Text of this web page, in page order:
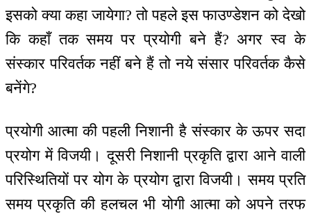
इसको क्या कहा जायेगा? तो पहले इस फाउण्डेशन को देखो
कि कहाँ तक समय पर प्रयोगी बने हैं? अगर स्व के
संस्कार परिवर्तक नहीं बने हैं तो नये संसार परिवर्तक कैसे
बनेंगे?
प्रयोगी आत्मा की पहली निशानी है संस्कार के ऊपर सदा
प्रयोग में विजयी। दूसरी निशानी प्रकृति द्वारा आने वाली
परिस्थितियों पर योग के प्रयोग द्वारा विजयी। समय प्रति
समय प्रकृति की हलचल भी योगी आत्मा को अपने तरफ